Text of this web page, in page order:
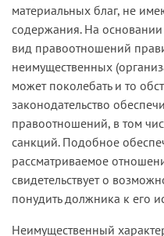
материальных благ, не
содержания. На
вид правоотношений
неимущественных
может поколебать и то
законодательство
правоотношений, в том
санкций. Подобное
рассматриваемое
свидетельствует о
понудить должника к его
Неимущественный